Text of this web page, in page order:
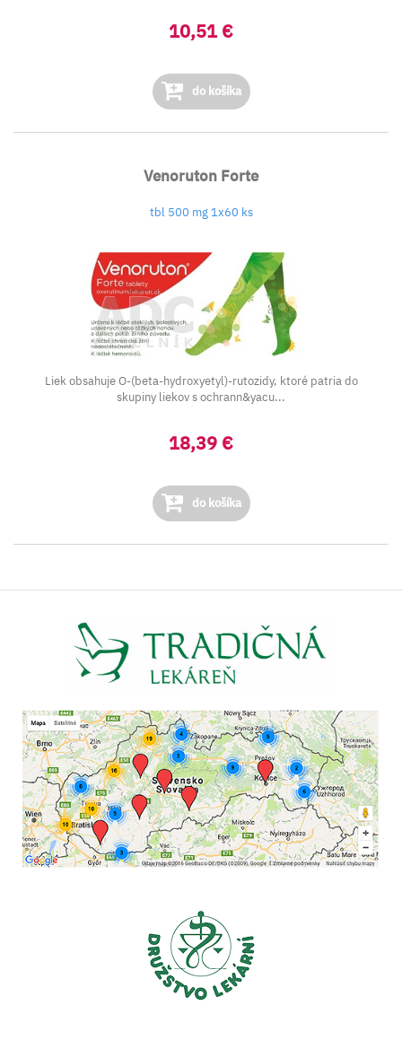
10,51 €
do košíka
Venoruton Forte
tbl 500 mg 1x60 ks
Liek obsahuje O-(beta-hydroxyetyl)-rutozidy, ktoré patria do
skupiny liekov s ochrann&yacu...
18,39 €
do košíka